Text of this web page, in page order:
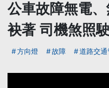
公車故障無電
袂著 司機煞照駛
方向燈 故障 道路交